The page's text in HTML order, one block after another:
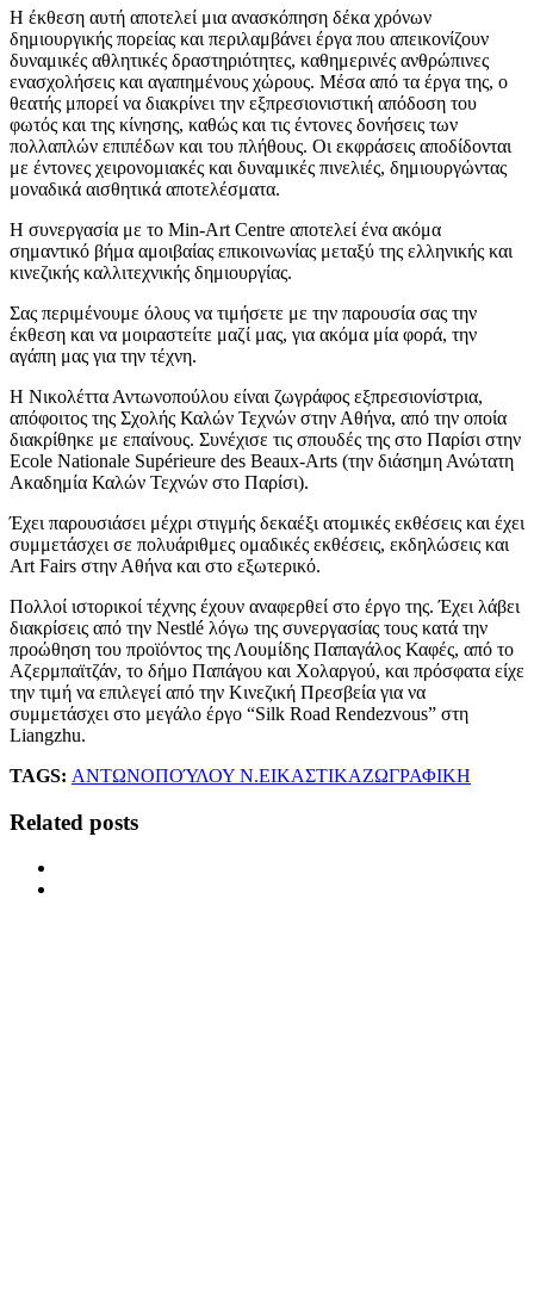
Η έκθεση αυτή αποτελεί μια ανασκόπηση δέκα χρόνων
δημιουργικής πορείας και περιλαμβάνει έργα που απεικονίζουν
δυναμικές αθλητικές δραστηριότητες, καθημερινές ανθρώπινες
ενασχολήσεις και αγαπημένους χώρους. Μέσα από τα έργα της, ο
θεατής μπορεί να διακρίνει την εξπρεσιονιστική απόδοση του
φωτός και της κίνησης, καθώς και τις έντονες δονήσεις των
πολλαπλών επιπέδων και του πλήθους. Οι εκφράσεις αποδίδονται
με έντονες χειρονομιακές και δυναμικές πινελιές, δημιουργώντας
μοναδικά αισθητικά αποτελέσματα.
Η συνεργασία με το Min-Art Centre αποτελεί ένα ακόμα
σημαντικό βήμα αμοιβαίας επικοινωνίας μεταξύ της ελληνικής και
κινεζικής καλλιτεχνικής δημιουργίας.
Σας περιμένουμε όλους να τιμήσετε με την παρουσία σας την
έκθεση και να μοιραστείτε μαζί μας, για ακόμα μία φορά, την
αγάπη μας για την τέχνη.
Η Νικολέττα Αντωνοπούλου είναι ζωγράφος εξπρεσιονίστρια,
απόφοιτος της Σχολής Καλών Τεχνών στην Αθήνα, από την οποία
διακρίθηκε με επαίνους. Συνέχισε τις σπουδές της στο Παρίσι στην
Ecole Nationale Supérieure des Beaux-Arts (την διάσημη Ανώτατη
Ακαδημία Καλών Τεχνών στο Παρίσι).
Έχει παρουσιάσει μέχρι στιγμής δεκαέξι ατομικές εκθέσεις και έχει
συμμετάσχει σε πολυάριθμες ομαδικές εκθέσεις, εκδηλώσεις και
Art Fairs στην Αθήνα και στο εξωτερικό.
Πολλοί ιστορικοί τέχνης έχουν αναφερθεί στο έργο της. Έχει λάβει
διακρίσεις από την Nestlé λόγω της συνεργασίας τους κατά την
προώθηση του προϊόντος της Λουμίδης Παπαγάλος Καφές, από το
Αζερμπαϊτζάν, το δήμο Παπάγου και Χολαργού, και πρόσφατα είχε
την τιμή να επιλεγεί από την Κινεζική Πρεσβεία για να
συμμετάσχει στο μεγάλο έργο “Silk Road Rendezvous” στη
Liangzhu.
TAGS: ΑΝΤΩΝΟΠΟΎΛΟΥ Ν.ΕΙΚΑΣΤΙΚΑΖΩΓΡΑΦΙΚΗ
Related posts